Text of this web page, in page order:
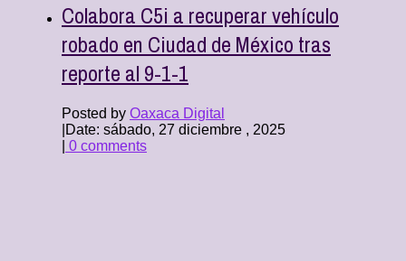
Colabora C5i a recuperar vehículo
robado en Ciudad de México tras
reporte al 9-1-1
Posted by Oaxaca Digital
Date: sábado, 27 diciembre , 2025
0 comments